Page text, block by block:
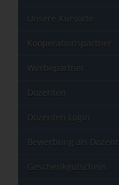
Unsere Kursorte
Kooperationspartner
Werbepartner
Dozenten
Dozenten Login
Bewerbung als Dozent
Geschenkgutschein